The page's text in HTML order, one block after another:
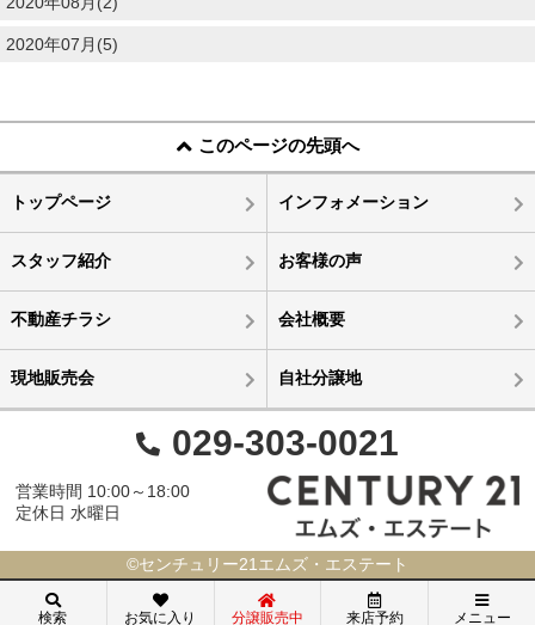
2020年07月(5)
このページの先頭へ
トップページ インフォメーション
スタッフ紹介 お客様の声
不動産チラシ 会社概要
現地販売会 自社分譲地
029-303-0021
営業時間 10:00～18:00
定休日 水曜日
©センチュリー21エムズ・エステート
検索 お気に入り 分譲販売中 来店予約 メニュー